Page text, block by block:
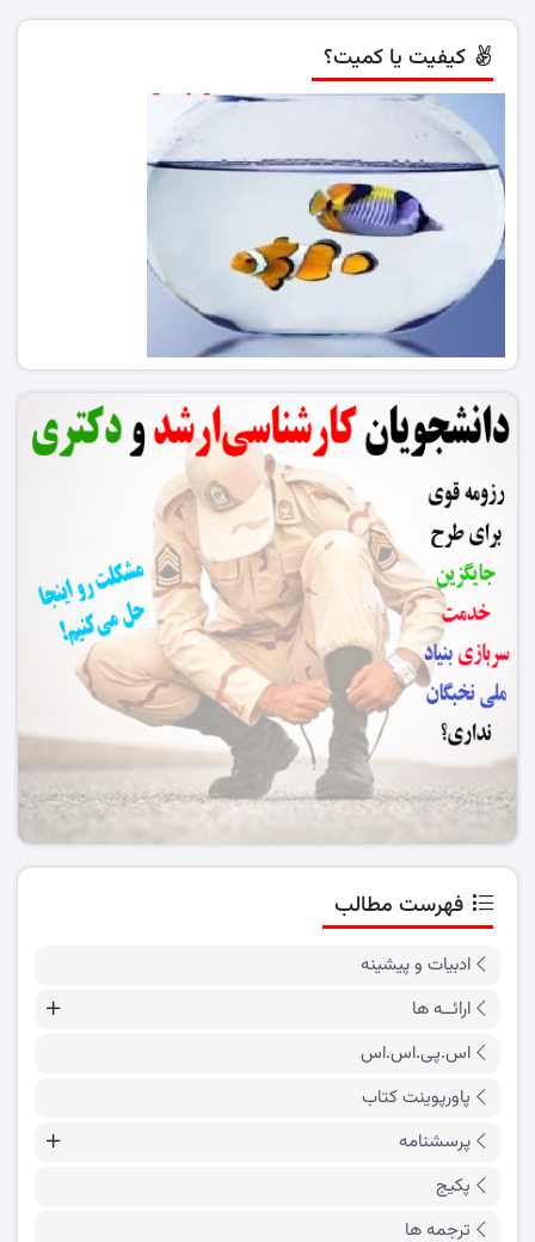
کیفیت یا کمیت؟
فهرست مطالب
ادبیات و پیشینه
ارائــه ها
اس.پی.اس.اس
پاورپوینت کتاب
پرسشنامه
پکیج
ترجمه ها